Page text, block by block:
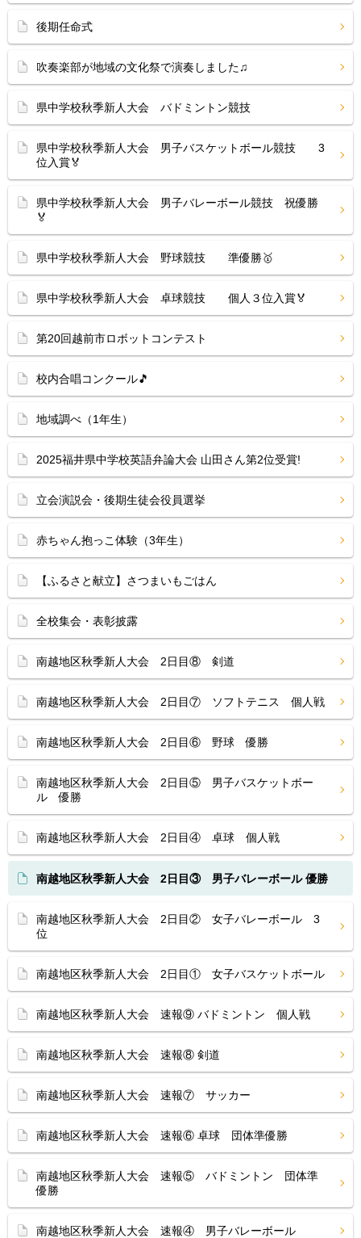
後期任命式
吹奏楽部が地域の文化祭で演奏しました♫
県中学校秋季新人大会 バドミントン競技
県中学校秋季新人大会 男子バスケットボール競技 3
位入賞🏅
県中学校秋季新人大会 男子バレーボール競技 祝優勝
🏅
県中学校秋季新人大会 野球競技 準優勝🥇
県中学校秋季新人大会 卓球競技 個人３位入賞🏅
第20回越前市ロボットコンテスト
校内合唱コンクール🎵
地域調べ（1年生）
2025福井県中学校英語弁論大会 山田さん第2位受賞!
立会演説会・後期生徒会役員選挙
赤ちゃん抱っこ体験（3年生）
【ふるさと献立】さつまいもごはん
全校集会・表彰披露
南越地区秋季新人大会 2日目⑧ 剣道
南越地区秋季新人大会 2日目⑦ ソフトテニス 個人戦
南越地区秋季新人大会 2日目⑥ 野球 優勝
南越地区秋季新人大会 2日目⑤ 男子バスケットボー
ル 優勝
南越地区秋季新人大会 2日目④ 卓球 個人戦
南越地区秋季新人大会 2日目③ 男子バレーボール 優勝
南越地区秋季新人大会 2日目② 女子バレーボール 3
位
南越地区秋季新人大会 2日目① 女子バスケットボール
南越地区秋季新人大会 速報⑨ バドミントン 個人戦
南越地区秋季新人大会 速報⑧ 剣道
南越地区秋季新人大会 速報⑦ サッカー
南越地区秋季新人大会 速報⑥ 卓球 団体準優勝
南越地区秋季新人大会 速報⑤ バドミントン 団体準
優勝
南越地区秋季新人大会 速報④ 男子バレーボール